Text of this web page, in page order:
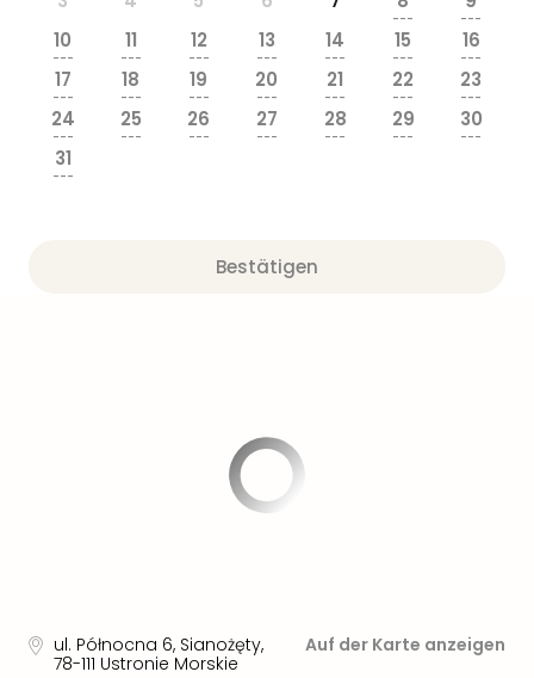
--- ---
10
---
11
---
12
---
13
---
14
---
15
---
16
---
17
---
18
---
19
---
20
---
21
---
22
---
23
---
24
---
25
---
26
---
27
---
28
---
29
---
30
---
31
---
Bestätigen
ul. Północna 6, Sianożęty,
78-111 Ustronie Morskie
Auf der Karte anzeigen